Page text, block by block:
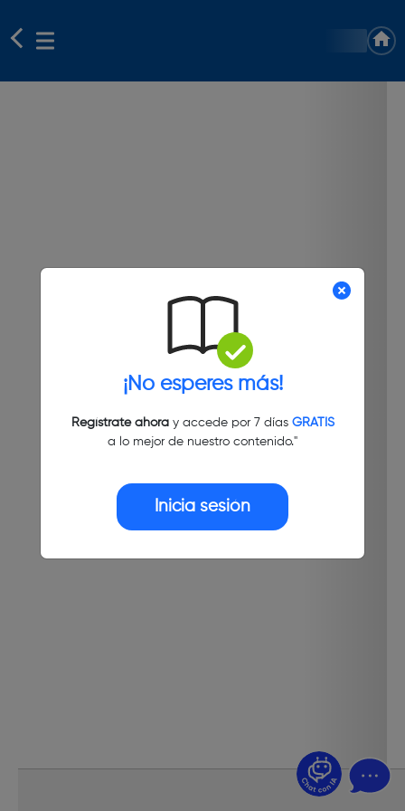
¡No esperes más!
Regístrate ahoray accede por 7 días GRATIS
a lo mejor de nuestro contenido."
Inicia sesión